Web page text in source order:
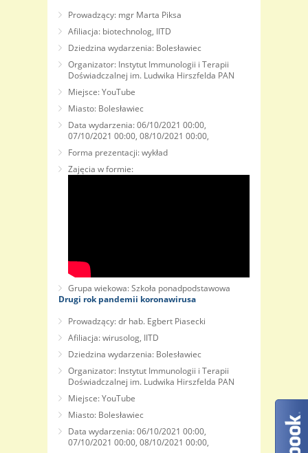
Prowadzący: mgr Marta Piksa
Afiliacja: biotechnolog, IITD
Dziedzina wydarzenia: Bolesławiec
Organizator: Instytut Immunologii i Terapii
Doświadczalnej im. Ludwika Hirszfelda PAN
Miejsce: YouTube
Miasto: Bolesławiec
Data wydarzenia: 06/10/2021 00:00,
07/10/2021 00:00, 08/10/2021 00:00,
Forma prezentacji: wykład
Zajęcia w formie:
Grupa wiekowa: Szkoła ponadpodstawowa
Drugi rok pandemii koronawirusa
Prowadzący: dr hab. Egbert Piasecki
Afiliacja: wirusolog, IITD
Dziedzina wydarzenia: Bolesławiec
Organizator: Instytut Immunologii i Terapii
Doświadczalnej im. Ludwika Hirszfelda PAN
Miejsce: YouTube
Miasto: Bolesławiec
Data wydarzenia: 06/10/2021 00:00,
07/10/2021 00:00, 08/10/2021 00:00,